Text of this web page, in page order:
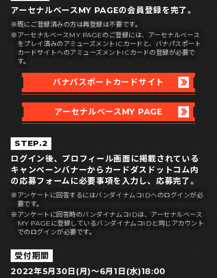
アーセナルベースMY PAGEの会員登録を完了。
※既にご登録済みの方は再登録は不要です。
※アーセナルベースMY PAGEのご登録には、アーセナルベース
をプレイ済みのアミューズメントICカードと、バナパスポート
カードサイトへのアミューズメントICカードの登録が必要で
す。
バナパスポートカードサイト
アーセナルベースMY PAGE
STEP.2
ログイン後、プロフィール画面に掲載されている
キャンペーンバナーからカードダスドットコム内
の応募フォームに必要事項を入力し、応募完了。
※アンケートに回答するにはバンダイナムコIDへのログインが必
要です。
※アンケートに回答時のバンダイナムコIDは、アーセナルベース
MY PAGEに登録しているバンダイナムコIDと同じアカウント
でのログインが必要です。
受付期間
2022年5月30日(月)～6月1日(水)18:00